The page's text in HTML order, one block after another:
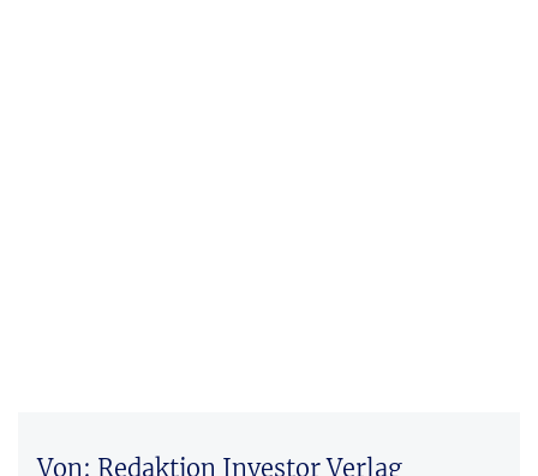
Von: Redaktion Investor Verlag